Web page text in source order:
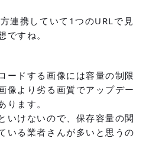
連携していて1つのURLで見
ですね。
ードする画像には容量の制限
像より劣る画質でアップデー
ります。
いけないので、保存容量の関
いる業者さんが多いと思うの